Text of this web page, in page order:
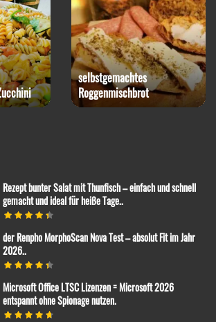
selbstgemachtes
Roggenmischbrot
Rezept bunter Salat mit Thunfisch – einfach und schnell
gemacht und ideal für heiße Tage..
der Renpho MorphoScan Nova Test – absolut Fit im Jahr
2026..
Microsoft Office LTSC Lizenzen = Microsoft 2026
entspannt ohne Spionage nutzen.